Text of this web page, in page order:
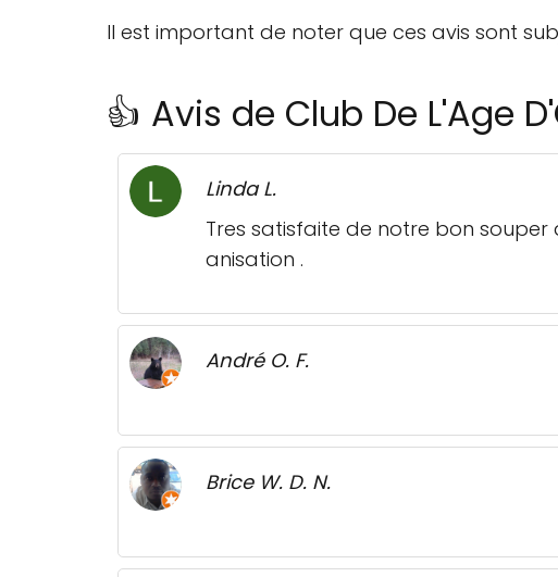
Il est important de noter que ces avis sont
👍 Avis de Club De L'Age
Linda L.
Tres satisfaite de notre bon
anisation .
André O. F.
Brice W. D. N.